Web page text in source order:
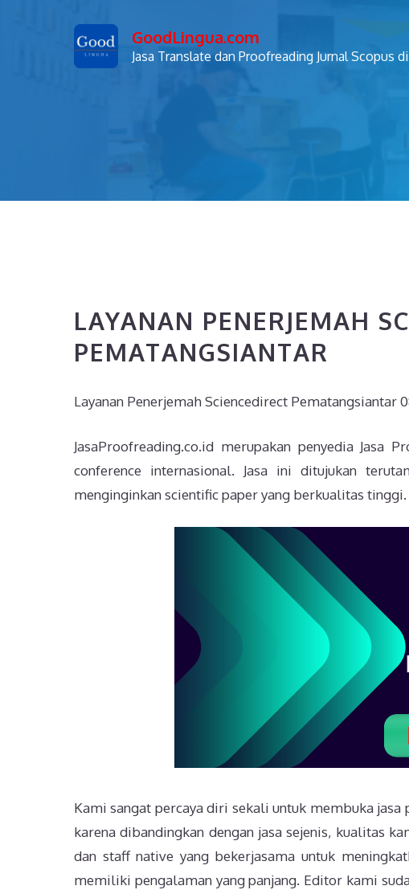
GoodLingua.com
Jasa Translate dan Proofreading Jurnal Scopus
LAYANAN PENERJEMAH
PEMATANGSIANTAR
Layanan Penerjemah Sciencedirect Pematangsiantar
JasaProofreading.co.id merupakan penyedia Jasa
conference internasional. Jasa ini ditujukan
menginginkan scientific paper yang berkualitas tinggi.
Kami sangat percaya diri sekali untuk membuka
karena dibandingkan dengan jasa sejenis, kualitas
dan staff native yang bekerjasama untuk
memiliki pengalaman yang panjang. Editor kami